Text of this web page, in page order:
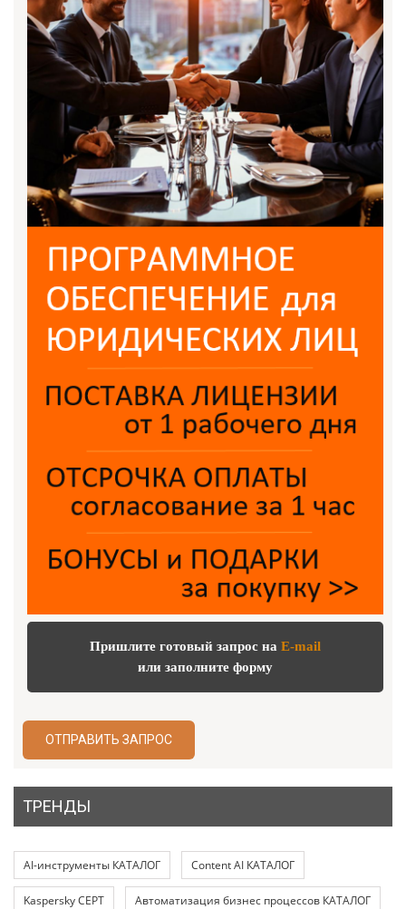
Пришлите готовый запрос на E-mail
или заполните форму
ОТПРАВИТЬ ЗАПРОС
ТРЕНДЫ
AI-инструменты КАТАЛОГ Content AI КАТАЛОГ
Kaspersky СЕРТ Автоматизация бизнес процессов КАТАЛОГ